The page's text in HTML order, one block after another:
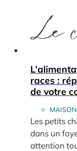
races :
de votre
MAISON
Les petits
dans un
attention